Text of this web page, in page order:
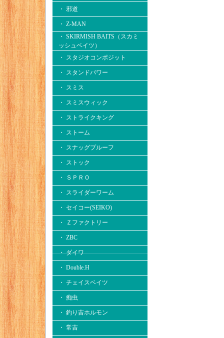
・ 邪道
・ Z-MAN
・ SKIRMISH BAITS（スカミ
ッシュベイツ）
・ スタジオコンポジット
・ スタンドパワー
・ スミス
・ スミスウィック
・ ストライクキング
・ ストーム
・ スナッグプルーフ
・ ストック
・ ＳＰＲＯ
・ スライダーワーム
・ セイコー(SEIKO)
・ Ｚファクトリー
・ ZBC
・ ダイワ
・ Double.H
・ チェイスベイツ
・ 痴虫
・ 釣り吉ホルモン
・ 常吉